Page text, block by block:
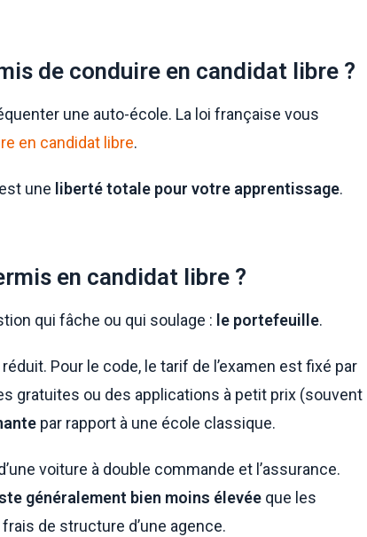
de conduire en candidat libre ?
une auto-école. La loi française vous
en candidat libre.
une liberté totale pour votre apprentissage.
en candidat libre ?
qui fâche ou qui soulage : le portefeuille.
Pour le code, le tarif de l’examen est fixé par
gratuites ou des applications à petit prix (souvent
par rapport à une école classique.
voiture à double commande et l’assurance.
généralement bien moins élevée que les
de structure d’une agence.